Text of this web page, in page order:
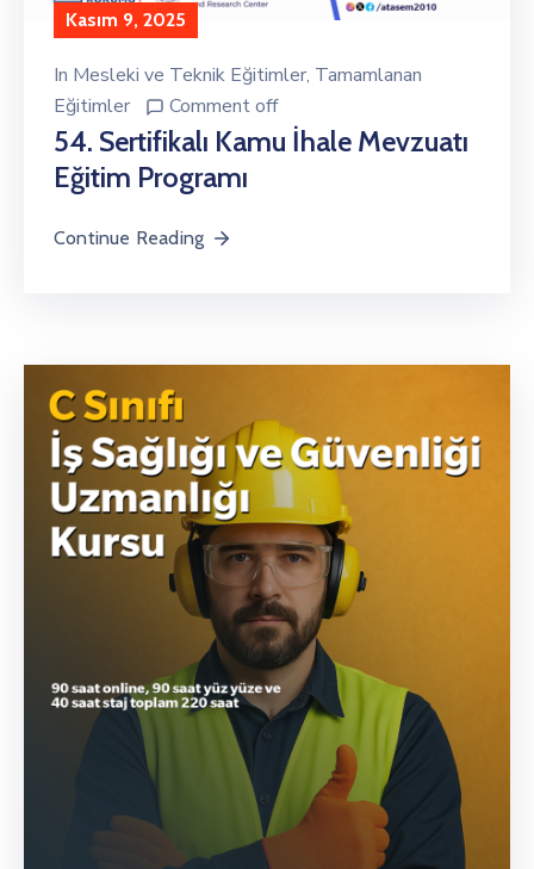
Kasım 9, 2025
In Mesleki ve Teknik Eğitimler‚ Tamamlanan
Eğitimler
Comment off
54. Sertifikalı Kamu İhale Mevzuatı
Eğitim Programı
Continue Reading